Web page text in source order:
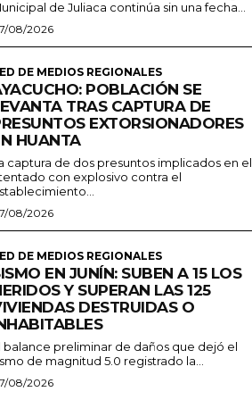
de Juliaca continúa sin una fecha...
08/2026
DE MEDIOS REGIONALES
POBLACIÓN SE
TRAS CAPTURA DE
EXTORSIONADORES
HUANTA
captura de dos presuntos implicados en el
con explosivo contra el
08/2026
DE MEDIOS REGIONALES
EN JUNÍN: SUBEN A 15 LOS
Y SUPERAN LAS 125
DESTRUIDAS O
balance preliminar de daños que dejó el
de magnitud 5.0 registrado la...
08/2026